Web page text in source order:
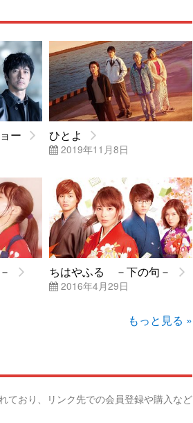
ー ひとよ
2019年11月8日
ちはやふる －下の句－
2016年4月29日
もっと見る »
ており、リンク先での会員登録や購入など